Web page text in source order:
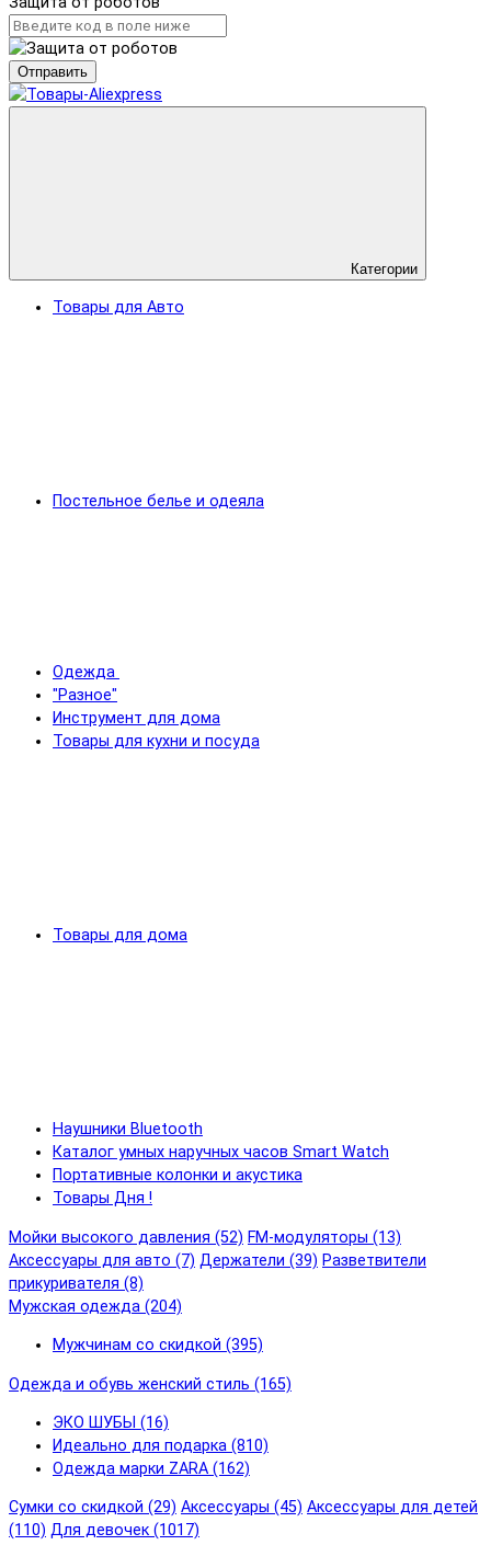
Отправить
Категории
Товары для Авто
Постельное белье и одеяла
Одежда
"Разное"
Инструмент для дома
Товары для кухни и посуда
Товары для дома
Наушники Bluetooth
Каталог умных наручных часов Smart Watch
Портативные колонки и акустика
Товары Дня !
Мойки высокого давления (52) FM-модуляторы (13)
Аксессуары для авто (7) Держатели (39) Разветвители
прикуривателя (8)
Мужская одежда (204)
Мужчинам со скидкой (395)
Одежда и обувь женский стиль (165)
ЭКО ШУБЫ (16)
Идеально для подарка (810)
Одежда марки ZARA (162)
Сумки со скидкой (29) Аксессуары (45) Аксессуары для детей
(110) Для девочек (1017)